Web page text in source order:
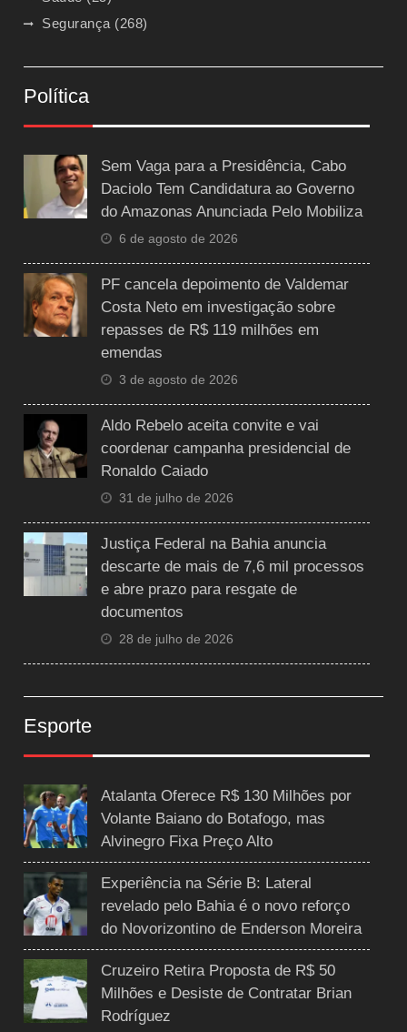
Segurança (268)
Política
Sem Vaga para a Presidência, Cabo
Daciolo Tem Candidatura ao Governo
do Amazonas Anunciada Pelo Mobiliza
6 de agosto de 2026
PF cancela depoimento de Valdemar
Costa Neto em investigação sobre
repasses de R$ 119 milhões em
emendas
3 de agosto de 2026
Aldo Rebelo aceita convite e vai
coordenar campanha presidencial de
Ronaldo Caiado
31 de julho de 2026
Justiça Federal na Bahia anuncia
descarte de mais de 7,6 mil processos
e abre prazo para resgate de
documentos
28 de julho de 2026
Esporte
Atalanta Oferece R$ 130 Milhões por
Volante Baiano do Botafogo, mas
Alvinegro Fixa Preço Alto
Experiência na Série B: Lateral
revelado pelo Bahia é o novo reforço
do Novorizontino de Enderson Moreira
Cruzeiro Retira Proposta de R$ 50
Milhões e Desiste de Contratar Brian
Rodríguez